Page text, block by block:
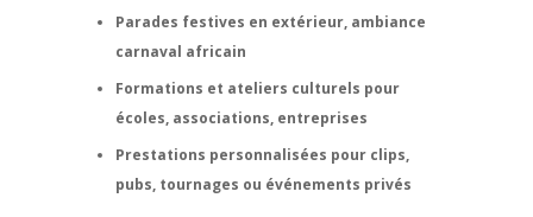
Parades festives en extérieur, ambiance
carnaval africain
Formations et ateliers culturels pour
écoles, associations, entreprises
Prestations personnalisées pour clips,
pubs, tournages ou événements privés